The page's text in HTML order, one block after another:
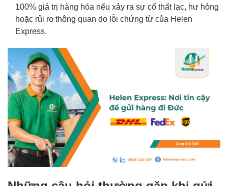
100% giá trị hàng hóa nếu xảy ra sự cố thất lạc, hư hỏng
hoặc rủi ro thông quan do lỗi chứng từ của Helen
Express.